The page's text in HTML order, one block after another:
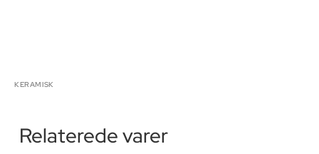
KERAMISK
Relaterede varer